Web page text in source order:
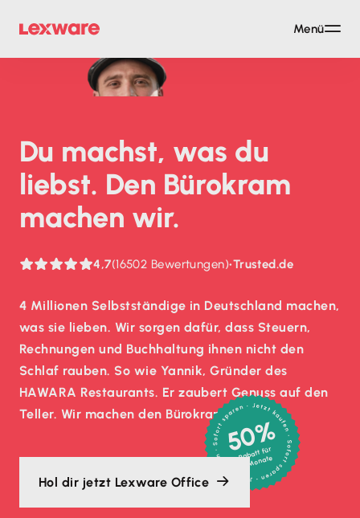
Du machst, was du
liebst. Den Bürokram
machen wir.
4,7(16502 Bewertungen)•Trusted.de
4 Millionen Selbstständige in Deutschland machen,
was sie lieben. Wir sorgen dafür, dass Steuern,
Rechnungen und Buchhaltung ihnen nicht den
Schlaf rauben. So wie Yannik, Gründer des
HAWARA Restaurants. Er zaubert Genuss auf den
Teller. Wir machen den Bürokram.
50%
Rabatt für
3 Monate
Hol dir jetzt Lexware Office
Menü